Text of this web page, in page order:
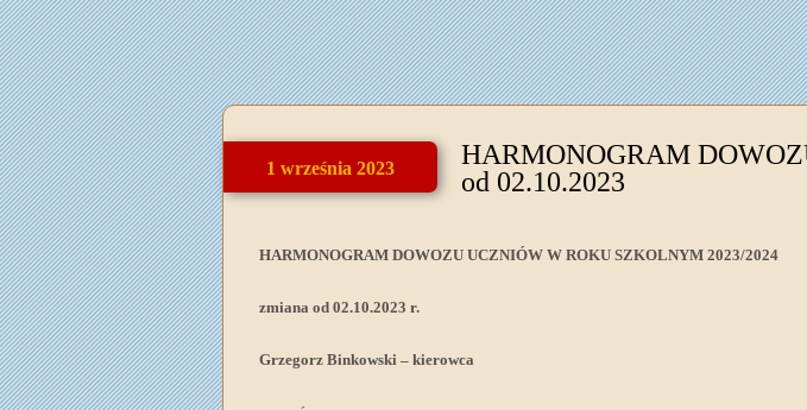
1 września 2023
HARMONOGRAM
od 02.10.2023
HARMONOGRAM DOWOZU UCZNIÓW W ROKU SZKOLNYM 2023/2024
zmiana od 02.10.2023 r.
Grzegorz Binkowski – kierowca